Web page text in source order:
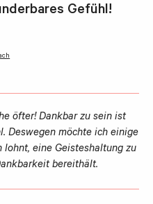
Gefühl!
öfter! Dankbar zu sein ist
Deswegen möchte ich einige
lohnt, eine Geisteshaltung zu
bereithält.